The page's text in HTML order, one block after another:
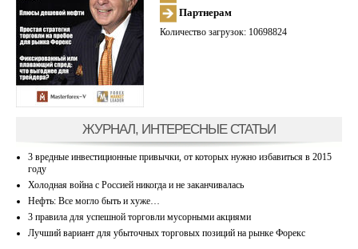
Партнерам
Количество загрузок: 10698824
ЖУРНАЛ, ИНТЕРЕСНЫЕ СТАТЬИ
3 вредные инвестиционные привычки, от которых нужно избавиться в 2015
году
Холодная война с Россией никогда и не заканчивалась
Нефть: Все могло быть и хуже…
3 правила для успешной торговли мусорными акциями
Лучший вариант для убыточных торговых позиций на рынке Форекс